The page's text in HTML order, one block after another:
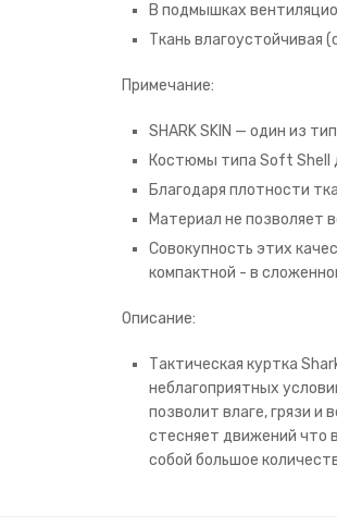
В подмышках
Ткань влагоустойчивая
Примечание:
SHARK SKIN — один из
Костюмы типа Soft Shell
Благодаря плотности
Материал не позволяет
Совокупность этих
компактной - в
Описание:
Тактическая куртка
неблагоприятных
позволит влаге, грязи
стесняет движений что
собой большое